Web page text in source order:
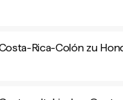
Rica-Colón zu